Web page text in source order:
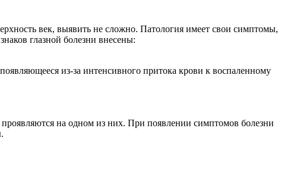
век, выявить не сложно. Патология имеет свои симптомы,
глазной болезни внесены:
из-за интенсивного притока крови к воспаленному
на одном из них. При появлении симптомов болезни